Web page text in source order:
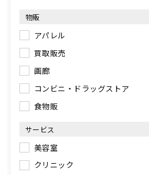
物販
アパレル
買取販売
画廊
コンビニ・ドラッグストア
食物販
サービス
美容室
クリニック